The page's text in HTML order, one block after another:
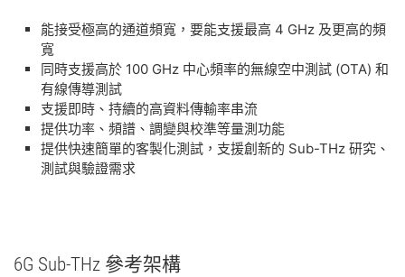
能接受極高的通道頻寬，要能支援最高 4 GHz 及更高的頻
寬
同時支援高於 100 GHz 中心頻率的無線空中測試 (OTA) 和
有線傳導測試
支援即時、持續的高資料傳輸率串流
提供功率、頻譜、調變與校準等量測功能
提供快速簡單的客製化測試，支援創新的 Sub-THz 研究、
測試與驗證需求
6G Sub-THz 參考架構